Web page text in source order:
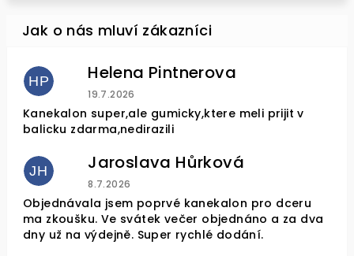
HP Helena Pintnerova
Hodnocení obchodu je 4 z 5 hvězdiček.
19.7.2026
Kanekalon super,ale gumicky,ktere meli prijit v
balicku zdarma,nedirazili
JH Jaroslava Hůrková
Hodnocení obchodu je 5 z 5 hvězdiček.
8.7.2026
Objednávala jsem poprvé kanekalon pro dceru
ma zkoušku. Ve svátek večer objednáno a za dva
dny už na výdejně. Super rychlé dodání.